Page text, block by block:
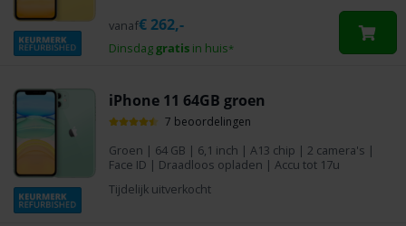
Dinsdaggratis in huis*
vanaf€ 262,-
iPhone 11 64GB groen
7 beoordelingen
Groen | 64 GB | 6,1 inch | A13 chip | 2 camera's |
Face ID | Draadloos opladen | Accu tot 17u
Tijdelijk uitverkocht